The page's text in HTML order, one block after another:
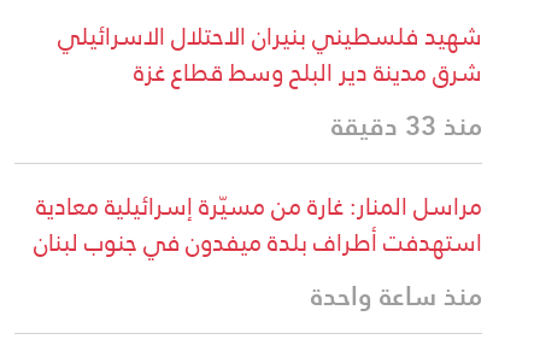
شهيد فلسطيني بنيران الاحتلال الاسرائيلي
شرق مدينة دير البلح وسط قطاع غزة
منذ 33 دقيقة
مراسل المنار: غارة من مسيّرة إسرائيلية معادية
استهدفت أطراف بلدة ميفدون في جنوب لبنان
منذ ساعة واحدة